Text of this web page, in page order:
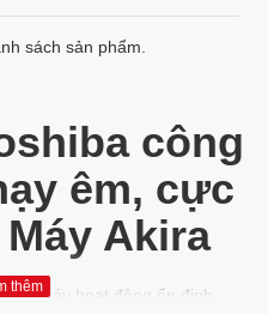
sách sản phẩm.
công
êm, cực
Akira
ái, máy hoạt động ổn định.